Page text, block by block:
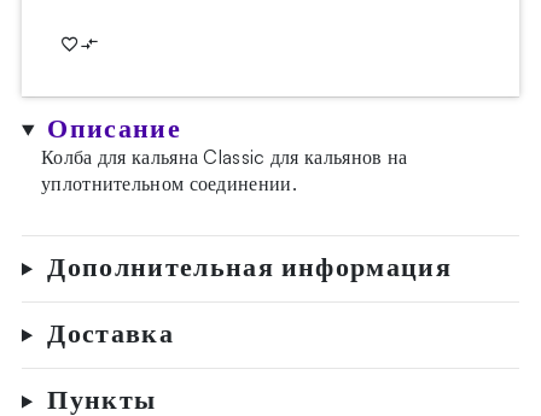
Описание
Колба для кальяна Classic для кальянов на
уплотнительном соединении.
Дополнительная информация
Доставка
Пункты